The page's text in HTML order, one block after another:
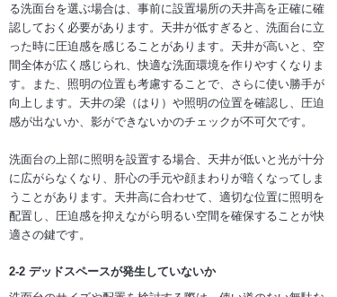
る洗面台を選ぶ場合は、事前に設置場所の天井高を正確に確
認しておく必要があります。天井が低すぎると、洗面台に立
った時に圧迫感を感じることがあります。天井が高いと、空
間全体が広く感じられ、快適な洗面環境を作りやすくなりま
す。また、照明の位置も考慮することで、さらに使い勝手が
向上します。天井の梁（はり）や照明の位置を確認し、圧迫
感が出ないか、影ができないかのチェックが不可欠です。
洗面台の上部に照明を設置する場合、天井が低いと光が十分
に広がらなくなり、肝心の手元や顔まわりが暗くなってしま
うことがあります。天井高に合わせて、適切な位置に照明を
配置し、圧迫感を抑えながら明るい空間を確保することが快
適さの鍵です。
2-2 デッドスペースが発生していないか